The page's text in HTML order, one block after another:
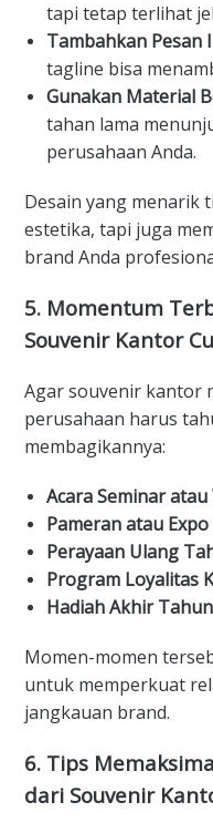
tapi tetap terlihat
Tambahkan Pesan
tagline bisa
Gunakan Material
tahan lama
perusahaan Anda.
Desain yang menarik
estetika, tapi juga
brand Anda
5. Momentum
Souvenir Kantor
Agar souvenir kantor
perusahaan harus
membagikannya:
Acara Seminar
Pameran atau
Perayaan Ulang
Program Loyalitas
Hadiah Akhir
Momen-momen
untuk memperkuat
jangkauan brand.
6. Tips
dari Souvenir